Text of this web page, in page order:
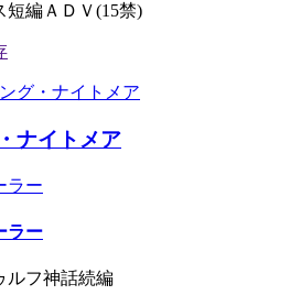
短編ＡＤＶ(15禁)
ナイトメア
ラー
ラー
ルフ神話続編